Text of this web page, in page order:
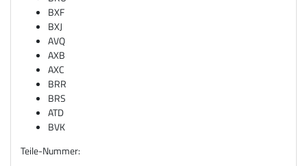
BXF
BXJ
AVQ
AXB
AXC
BRR
BRS
ATD
BVK
Teile-Nummer: